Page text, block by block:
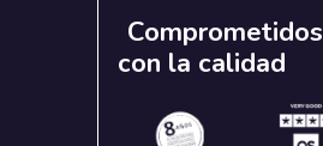
Comprometidos
con la calidad